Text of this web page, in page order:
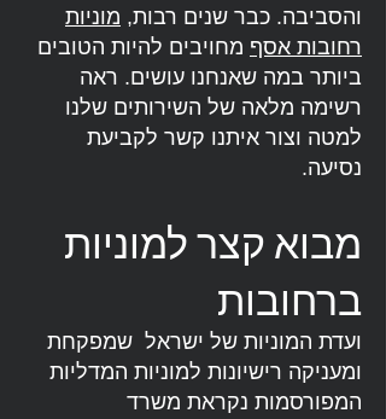
והסביבה. כבר שנים רבות, מוניות
רחובות אסף מחויבים להיות הטובים
ביותר במה שאנחנו עושים. ראה
רשימה מלאה של השירותים שלנו
למטה וצור איתנו קשר לקביעת
נסיעה.
מבוא קצר למוניות
ברחובות
ועדת המוניות של ישראל שמפקחת
ומעניקה רישיונות למוניות המדליות
המפורסמות נקראת משרד